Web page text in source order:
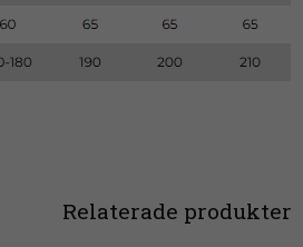
Relaterade produkter